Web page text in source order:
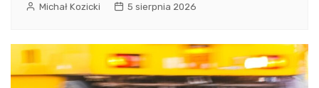
Michał Kozicki 5 sierpnia 2026